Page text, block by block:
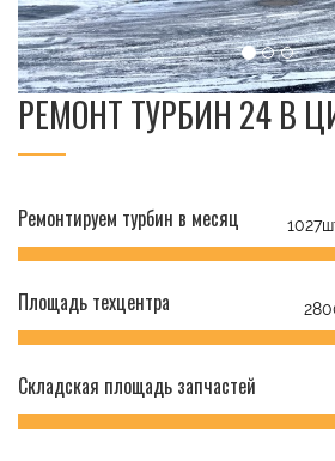
РЕМОНТ ТУРБИН 24 В
Ремонтируем турбин в месяц
Площадь техцентра
Складская площадь запчастей